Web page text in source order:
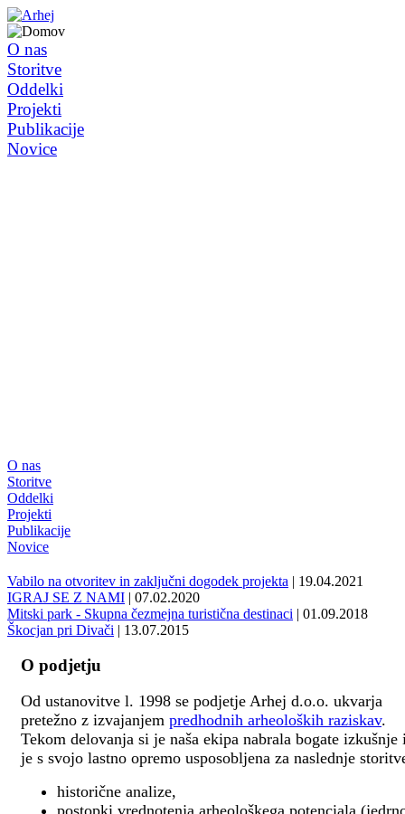
O nas
Storitve
Oddelki
Projekti
Publikacije
Novice
O nas
Storitve
Oddelki
Projekti
Publikacije
Novice
Vabilo na otvoritev in zaključni dogodek projekta | 19.04.2021
IGRAJ SE Z NAMI | 07.02.2020
Mitski park - Skupna čezmejna turistična destinaci | 01.09.2018
Škocjan pri Divači | 13.07.2015
O podjetju
Od ustanovitve l. 1998 se podjetje Arhej d.o.o. ukvarja
pretežno z izvajanjem predhodnih arheoloških raziskav.
Tekom delovanja si je naša ekipa nabrala bogate izkušnje
je s svojo lastno opremo usposobljena za naslednje
historične analize,